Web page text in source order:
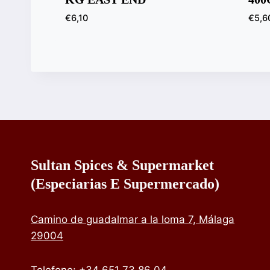
€6,10 €
Sultan Spices & Supermarket
(especiarias E Supermercado)
Camino de guadalmar a la loma 7, Málaga
29004